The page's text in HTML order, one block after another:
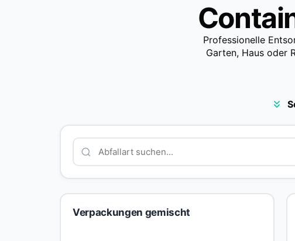
Professionelle
Garten, Haus oder
Verpackungen gemischt